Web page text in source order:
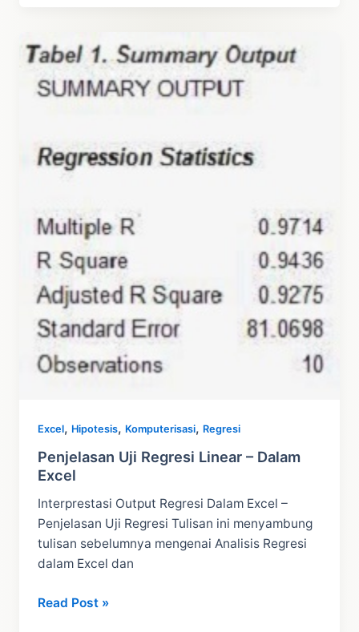
Koefisien
Cramer
Excel, Hipotesis, Komputerisasi, Regresi
Penjelasan Uji Regresi Linear – Dalam
Excel
Interprestasi Output Regresi Dalam Excel –
Penjelasan Uji Regresi Tulisan ini menyambung
tulisan sebelumnya mengenai Analisis Regresi
dalam Excel dan
Penjelasan
Read Post »